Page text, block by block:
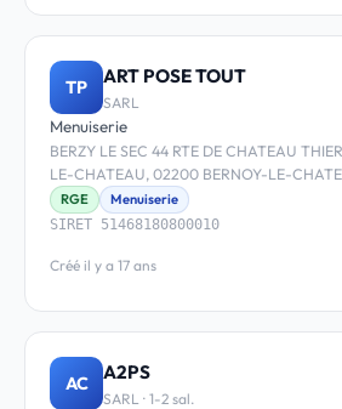
TP ART POSE TOUT
SARL
Menuiserie
BERZY LE SEC 44 RTE DE CHATEAU
LE-CHATEAU, 02200 BERNOY-LE-
RGE
Menuiserie
SIRET 51468180800010
Créé il y a 17 ans
AC A2PS
SARL · 1-2 sal.